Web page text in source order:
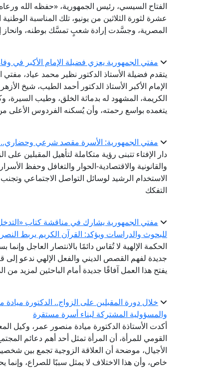
الفتاح السيسي، رئيس الجمهورية، «حفظه الله
عشرة لثورة الثلاثين من يونيو، تلك المناسبة
المصرية، وجسَّدت إرادة شعبٍ تمسَّك بوطنه، وانحاز
مفتي الجمهورية يعزي فضيلة الإمام الأكبر في
يتقدم فضيلة الأستاذ الدكتور نظير محمد عياد،
الإمام الأكبر الأستاذ الدكتور أحمد الطيب، شيخ
الكريمة، المشهود له بدماثة الخلق، وطيب السيرة،
يتغمده بواسع رحمته، وأن يُسكنه الفردوس الأعلى
مفتي الجمهورية: الأسرة مقصد شرعي وحضاري..
دار الإفتاء تتبنى رؤية متكاملة لتأهيل المقبلين على
والقانونية والاقتصادية-الحوار والتغافل وحفظ
الاستخدام الرشيد لوسائل التواصل الاجتماعي
التفكك
مفتي الجمهورية يشارك في مناقشة كتاب «التدخل
للبحوث والدراسات ويؤكد: القرآن الكريم يربط
الحكمة الإلهية لا تُقاس دائمًا بالانتصار العاجل
جديدة لفهم القصص الديني والفعل الإلهي ندعو
يفتح هذا العمل آفاقًا جديدة أمام الباحثين لمزيد
خلال دورة المقبلين على الزواج.. الدكتورة
والمسؤولية المشتركة لبناء أسرة مستقرة
أكدت الأستاذة الدكتورة ميادة منصور عمر، وكيل
القومي للمرأة، أن المرأة تمثل أحد أهم دعائم
الأجيال، موضحة أن العلاقة الزوجية تجمع بين
خاص، وأن هذا الاختلاف لا يمثل سببًا للصراع، وإنما